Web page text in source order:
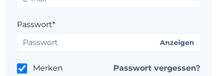
Passwort*
Anzeigen
Merken Passwort vergessen?